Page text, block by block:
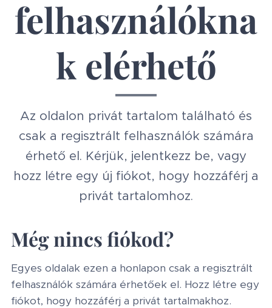
felhasználókna
k elérhető
Az oldalon privát tartalom található és
csak a regisztrált felhasználók számára
érhető el. Kérjük, jelentkezz be, vagy
hozz létre egy új fiókot, hogy hozzáférj a
privát tartalomhoz.
Még nincs fiókod?
Egyes oldalak ezen a honlapon csak a regisztrált
felhasználók számára érhetőek el. Hozz létre egy
fiókot, hogy hozzáférj a privát tartalmakhoz.